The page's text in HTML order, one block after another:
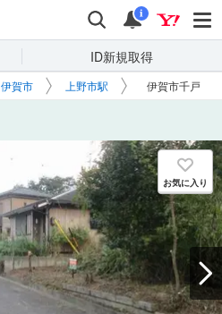
検索 通知
i
ID新規取得
伊賀市 上野市駅 伊賀市千戸
お気に入り